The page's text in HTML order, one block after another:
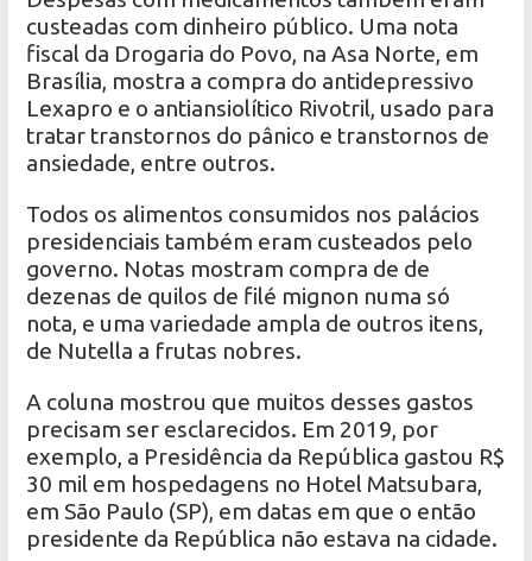
custeadas com dinheiro público. Uma nota
fiscal da Drogaria do Povo, na Asa Norte, em
Brasília, mostra a compra do antidepressivo
Lexapro e o antiansiolítico Rivotril, usado para
tratar transtornos do pânico e transtornos de
ansiedade, entre outros.
Todos os alimentos consumidos nos palácios
presidenciais também eram custeados pelo
governo. Notas mostram compra de de
dezenas de quilos de filé mignon numa só
nota, e uma variedade ampla de outros itens,
de Nutella a frutas nobres.
A coluna mostrou que muitos desses gastos
precisam ser esclarecidos. Em 2019, por
exemplo, a Presidência da República gastou R$
30 mil em hospedagens no Hotel Matsubara,
em São Paulo (SP), em datas em que o então
presidente da República não estava na cidade.